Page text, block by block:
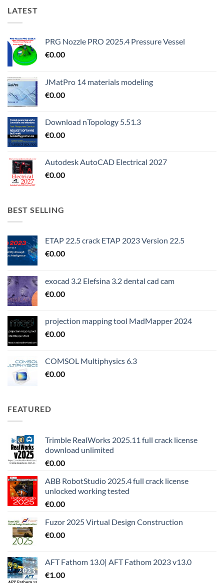
LATEST
PRG Nozzle PRO 2025.4 Pressure Vessel
€0.00
JMatPro 14 materials modeling
€0.00
Download nTopology 5.51.3
€0.00
Autodesk AutoCAD Electrical 2027
€0.00
BEST SELLING
ETAP 22.5 crack ETAP 2023 Version 22.5
€0.00
exocad 3.2 Elefsina 3.2 dental cad cam
€0.00
projection mapping tool MadMapper 2024
€0.00
COMSOL Multiphysics 6.3
€0.00
FEATURED
Trimble RealWorks 2025.11 full crack license
download unlimited
€0.00
ABB RobotStudio 2025.4 full crack license
unlocked working tested
€0.00
Fuzor 2025 Virtual Design Construction
€0.00
AFT Fathom 13.0| AFT Fathom 2023 v13.0
€1.00